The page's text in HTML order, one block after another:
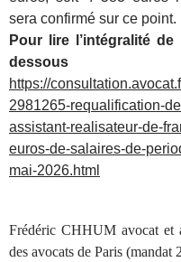
sera confirmé sur ce point.
Pour lire l’intégralité
dessous
https://
2981265-requalification-
assistant-realisateur-de-
euros-de-salaires-de-
mai-2026.html
Frédéric CHHUM avocat et
des avocats de Paris (mandat